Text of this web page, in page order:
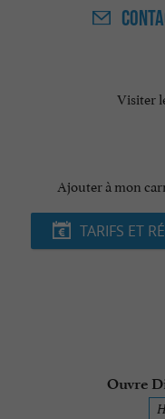
Visiter
Ajouter à mon
TARIFS ET
Ouvre